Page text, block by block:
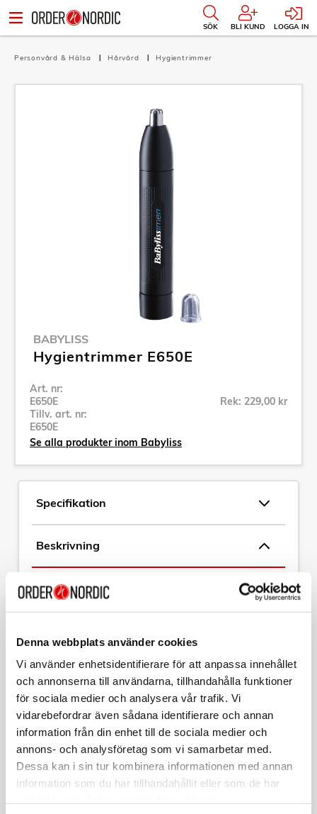
Denna webbplats använder cookies
Vi använder enhetsidentifierare för att anpassa innehållet
och annonserna till användarna, tillhandahålla funktioner
för sociala medier och analysera vår trafik. Vi
vidarebefordrar även sådana identifierare och annan
information från din enhet till de sociala medier och
annons- och analysföretag som vi samarbetar med.
Dessa kan i sin tur kombinera informationen med annan
information som du har tillhandahållit eller som de har
SÖK BLI KUND LOGGA IN
Personvård & Hälsa Hårvård Hygientrimmer
BABYLISS
Hygientrimmer E650E
Art. nr:
E650E
Tillv. art. nr:
E650E
Rek: 229,00 kr
Se alla produkter inom Babyliss
Specifikation
Beskrivning
Art. nr:E650E
Tillv. art. nr:E650E
EAN-kod:
För hel kartong beställ:6
Ta bort näs- och öronhår med en säker, snabb och skonsam
Löstagbart och tvättbart huvud som underlättar rengöring.
- Batteridriven nästrimmer
- Löstagbart huvud som underlättar rengöring
- 3 års garanti
Läs mer
Sortera
Varumärke